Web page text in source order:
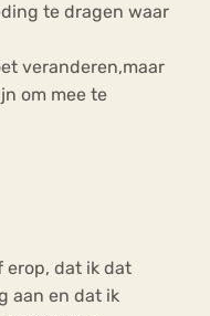
te dragen waar
veranderen,maar
om mee te
erop, dat ik dat
aan en dat ik